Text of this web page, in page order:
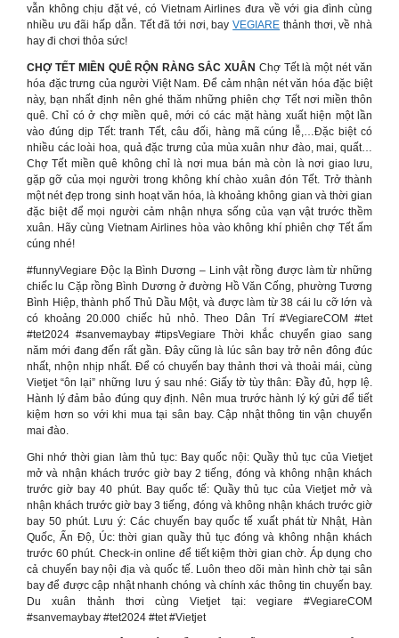
vẫn không chịu đặt vé, có Vietnam Airlines đưa về với gia đình cùng
nhiều ưu đãi hấp dẫn. Tết đã tới nơi, bayVEGIARE thảnh thơi, về nhà
hay đi chơi thỏa sức!
CHỢ TẾT MIỀN QUÊ RỘN RÀNG SẮC XUÂN Chợ Tết là một nét văn
hóa đặc trưng của người Việt Nam. Để cảm nhận nét văn hóa đặc biệt
này, bạn nhất định nên ghé thăm những phiên chợ Tết nơi miền thôn
quê. Chỉ có ở chợ miền quê, mới có các mặt hàng xuất hiện một lần
vào đúng dịp Tết: tranh Tết, câu đối, hàng mã cúng lễ,…Đặc biệt có
nhiều các loài hoa, quả đặc trưng của mùa xuân như đào, mai, quất…
Chợ Tết miền quê không chỉ là nơi mua bán mà còn là nơi giao lưu,
gặp gỡ của mọi người trong không khí chào xuân đón Tết. Trở thành
một nét đẹp trong sinh hoạt văn hóa, là khoảng không gian và thời gian
đặc biệt để mọi người cảm nhận nhựa sống của vạn vật trước thềm
xuân. Hãy cùng Vietnam Airlines hòa vào không khí phiên chợ Tết ấm
cúng nhé!
#funnyVegiare Độc lạ Bình Dương – Linh vật rồng được làm từ những
chiếc lu Cặp rồng Bình Dương ở đường Hồ Văn Cống, phường Tương
Bình Hiệp, thành phố Thủ Dầu Một, và được làm từ 38 cái lu cỡ lớn và
có khoảng 20.000 chiếc hủ nhỏ. Theo Dân Trí #VegiareCOM #tet
#tet2024 #sanvemaybay #tipsVegiare Thời khắc chuyển giao sang
năm mới đang đến rất gần. Đây cũng là lúc sân bay trở nên đông đúc
nhất, nhộn nhịp nhất. Để có chuyến bay thảnh thơi và thoải mái, cùng
Vietjet “ôn lại” những lưu ý sau nhé: Giấy tờ tùy thân: Đầy đủ, hợp lệ.
Hành lý đảm bảo đúng quy định. Nên mua trước hành lý ký gửi để tiết
kiệm hơn so với khi mua tại sân bay. Cập nhật thông tin vận chuyển
mai đào.
Ghi nhớ thời gian làm thủ tục: Bay quốc nội: Quầy thủ tục của Vietjet
mở và nhận khách trước giờ bay 2 tiếng, đóng và không nhận khách
trước giờ bay 40 phút. Bay quốc tế: Quầy thủ tục của Vietjet mở và
nhận khách trước giờ bay 3 tiếng, đóng và không nhận khách trước giờ
bay 50 phút. Lưu ý: Các chuyến bay quốc tế xuất phát từ Nhật, Hàn
Quốc, Ấn Độ, Úc: thời gian quầy thủ tục đóng và không nhận khách
trước 60 phút. Check-in online để tiết kiệm thời gian chờ. Áp dụng cho
cả chuyến bay nội địa và quốc tế. Luôn theo dõi màn hình chờ tại sân
bay để được cập nhật nhanh chóng và chính xác thông tin chuyến bay.
Du xuân thảnh thơi cùng Vietjet tại: vegiare #VegiareCOM
#sanvemaybay #tet2024 #tet #Vietjet